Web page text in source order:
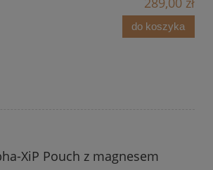
do koszyka
XiP Pouch z magnesem